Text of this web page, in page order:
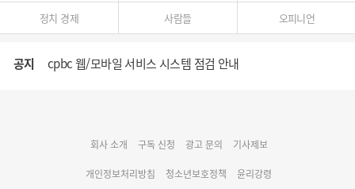
정치 경제 사람들 오피니언
공지 cpbc 웹/모바일 서비스 시스템 점검 안내
명동 미디어큐브 & 1898 미디어월 공모전 수상작 발표
회사 소개 구독 신청 광고 문의 기사제보
개인정보처리방침 청소년보호정책 윤리강령